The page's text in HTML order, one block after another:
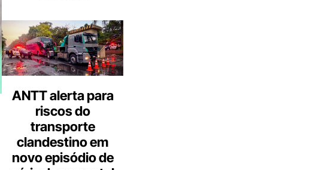
ANTT alerta para
riscos do
transporte
clandestino em
novo episódio de